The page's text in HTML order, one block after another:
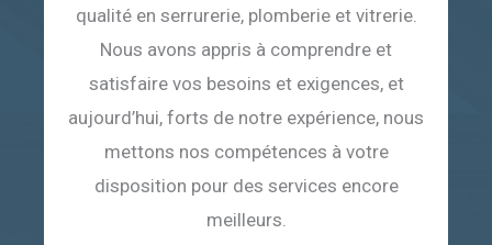
qualité en serrurerie, plomberie et vitrerie.
Nous avons appris à comprendre et
satisfaire vos besoins et exigences, et
aujourd’hui, forts de notre expérience, nous
mettons nos compétences à votre
disposition pour des services encore
meilleurs.